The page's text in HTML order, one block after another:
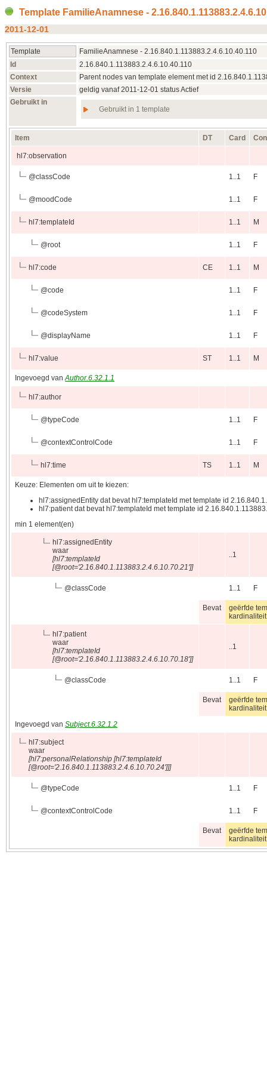
Template FamilieAnamnese -
2011‑12‑01
Template
FamilieAnamnese - 2.16.840.1.113883.2.4.6.10.40.110
Id
2.16.840.1.113883.2.4.6.10.40.110
Context
Parent nodes van template element met id
Versie
geldig vanaf 2011‑12‑01 status Actief
Gebruikt in
Gebruikt in 1 template
Item DT Card
hl7:observation
@classCode 1..1 F
@moodCode 1..1 F
hl7:templateId 1..1 M
@root 1..1 F
hl7:code CE 1..1 M
@code 1..1 F
@codeSystem 1..1 F
@displayName 1..1 F
hl7:value ST 1..1 M
Ingevoegd vanAuthor.6.32.1.1
hl7:author
@typeCode 1..1 F
@contextControlCode 1..1 F
hl7:time TS 1..1 M
Keuze: Elementen om uit te kiezen:
hl7:assignedEntity dat bevat hl7:templateId met template id
hl7:patient dat bevat hl7:templateId met template id
min 1 element(en)
hl7:assignedEntity
waar
[hl7:templateId
[@root='2.16.840.1.113883.2.4.6.10.70.21']]
..1
@classCode 1..1 F
Bevat
geërfde
hl7:patient
waar
[hl7:templateId
[@root='2.16.840.1.113883.2.4.6.10.70.18']]
..1
@classCode 1..1 F
Bevat
geërfde
Ingevoegd van Subject.6.32.1.2
hl7:subject
waar
[hl7:personalRelationship [hl7:templateId
[@root='2.16.840.1.113883.2.4.6.10.70.24']]]
@typeCode 1..1 F
@contextControlCode 1..1 F
Bevat
geërfde